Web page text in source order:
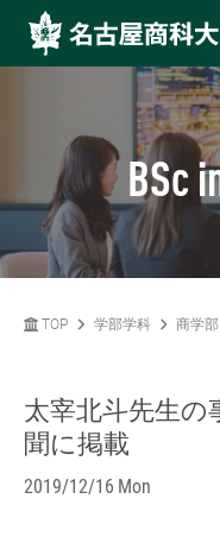
BSc
TOP 学部学科 商学部
太宰北斗先生の
聞に掲載
2019/12/16 Mon